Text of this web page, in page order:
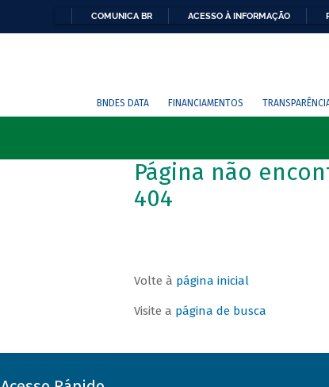
COMUNICA BR ACESSO À INFORMAÇÃO
BNDES DATA FINANCIAMENTOS
Página não
404
Volte à página inicial
Visite a página de busca